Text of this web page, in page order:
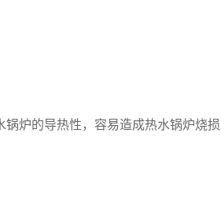
锅炉的导热性，容易造成热水锅炉烧